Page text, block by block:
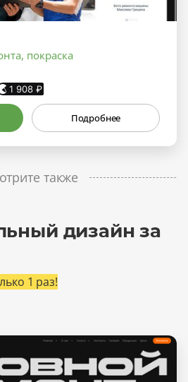
покраска
1 908 ₽
Подробнее
также
дизайн за
1 раз!